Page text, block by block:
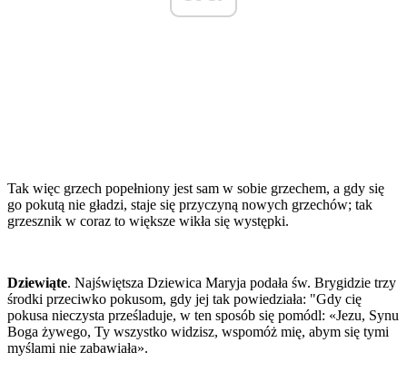
Tak więc grzech popełniony jest sam w sobie grzechem, a gdy się
go pokutą nie gładzi, staje się przyczyną nowych grzechów; tak
grzesznik w coraz to większe wikła się występki.
Dziewiąte. Najświętsza Dziewica Maryja podała św. Brygidzie trzy
środki przeciwko pokusom, gdy jej tak powiedziała: "Gdy cię
pokusa nieczysta prześladuje, w ten sposób się pomódl: «Jezu, Synu
Boga żywego, Ty wszystko widzisz, wspomóż mię, abym się tymi
myślami nie zabawiała».